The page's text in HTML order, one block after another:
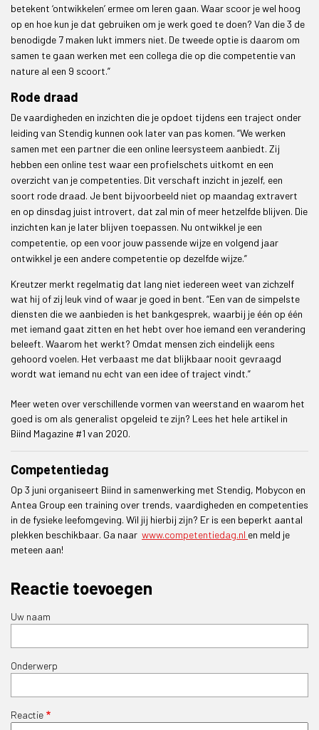
betekent ‘ontwikkelen’ ermee om leren gaan. Waar scoor je wel hoog
op en hoe kun je dat gebruiken om je werk goed te doen? Van die 3 de
benodigde 7 maken lukt immers niet. De tweede optie is daarom om
samen te gaan werken met een collega die op die competentie van
nature al een 9 scoort.”
Rode draad
De vaardigheden en inzichten die je opdoet tijdens een traject onder
leiding van Stendig kunnen ook later van pas komen. “We werken
samen met een partner die een online leersysteem aanbiedt. Zij
hebben een online test waar een profielschets uitkomt en een
overzicht van je competenties. Dit verschaft inzicht in jezelf, een
soort rode draad. Je bent bijvoorbeeld niet op maandag extravert
en op dinsdag juist introvert, dat zal min of meer hetzelfde blijven. Die
inzichten kan je later blijven toepassen. Nu ontwikkel je een
competentie, op een voor jouw passende wijze en volgend jaar
ontwikkel je een andere competentie op dezelfde wijze.”
Kreutzer merkt regelmatig dat lang niet iedereen weet van zichzelf
wat hij of zij leuk vind of waar je goed in bent. “Een van de simpelste
diensten die we aanbieden is het bankgesprek, waarbij je één op één
met iemand gaat zitten en het hebt over hoe iemand een verandering
beleeft. Waarom het werkt? Omdat mensen zich eindelijk eens
gehoord voelen. Het verbaast me dat blijkbaar nooit gevraagd
wordt wat iemand nu echt van een idee of traject vindt.”
Meer weten over verschillende vormen van weerstand en waarom het
goed is om als generalist opgeleid te zijn? Lees het hele artikel in
Biind Magazine #1 van 2020.
Competentiedag
Op 3 juni organiseert Biind in samenwerking met Stendig, Mobycon en
Antea Group een training over trends, vaardigheden en competenties
in de fysieke leefomgeving. Wil jij hierbij zijn? Er is een beperkt aantal
plekken beschikbaar. Ga naar www.competentiedag.nl en meld je
meteen aan!
Reactie toevoegen
Uw naam
Onderwerp
Reactie